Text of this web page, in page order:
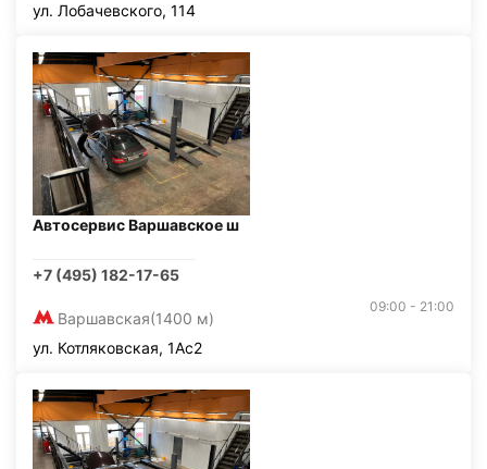
ул. Лобачевского, 114
Автосервис Варшавское ш
+7 (495) 182-17-65
Варшавская(1400 м)
09:00 - 21:00
ул. Котляковская, 1Ас2